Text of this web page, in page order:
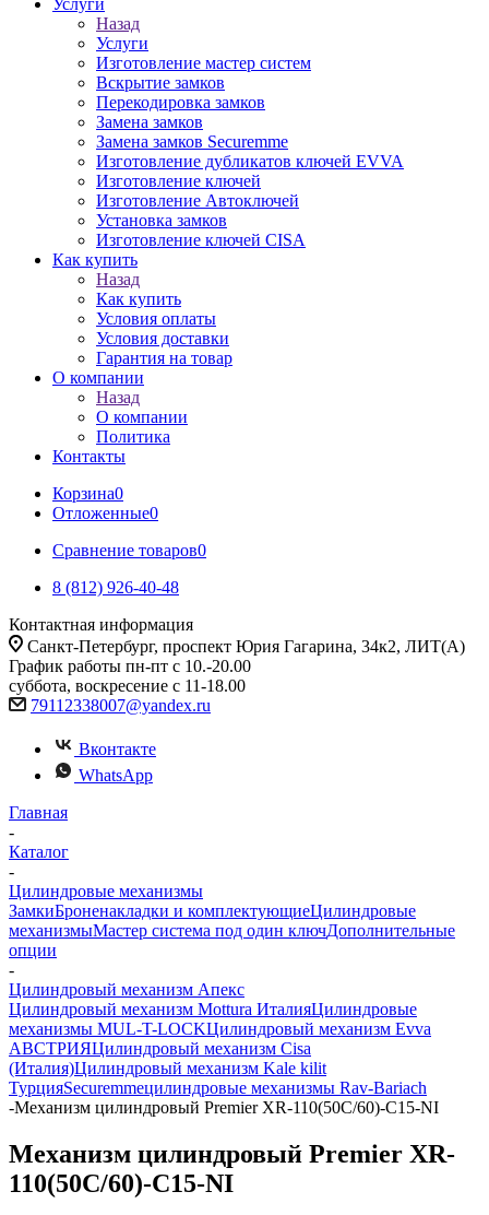
Услуги
Назад
Услуги
Изготовление мастер систем
Вскрытие замков
Перекодировка замков
Замена замков
Замена замков Securemme
Изготовление дубликатов ключей EVVA
Изготовление ключей
Изготовление Автоключей
Установка замков
Изготовление ключей CISA
Как купить
Назад
Как купить
Условия оплаты
Условия доставки
Гарантия на товар
О компании
Назад
О компании
Политика
Контакты
Корзина0
Отложенные0
Сравнение товаров0
8 (812) 926-40-48
Контактная информация
Санкт-Петербург, проспект Юрия Гагарина, 34к2, ЛИТ(А)
График работы пн-пт с 10.-20.00
суббота, воскресение с 11-18.00
79112338007@yandex.ru
Вконтакте
WhatsApp
Главная
-
Каталог
-
Цилиндровые механизмы
ЗамкиБроненакладки и комплектующиеЦилиндровые
механизмыМастер система под один ключДополнительные
опции
-
Цилиндровый механизм Апекс
Цилиндровый механизм Mottura ИталияЦилиндровые
механизмы MUL-T-LOCKЦилиндровый механизм Evva
АВСТРИЯЦилиндровый механизм Cisa
(Италия)Цилиндровый механизм Kale kilit
ТурцияSecuremmeцилиндровые механизмы Rav-Bariach
-Механизм цилиндровый Premier XR-110(50С/60)-C15-NI
Механизм цилиндровый Premier XR-
110(50С/60)-C15-NI